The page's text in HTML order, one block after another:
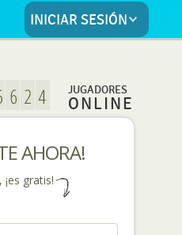
INICIAR SESIÓN
JUGADORES
ONLINE
AHORA!
gratis!